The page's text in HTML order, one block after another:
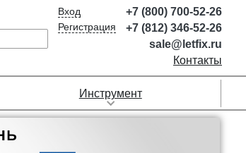
Вход
Регистрация
+7 (800) 700-52-26
+7 (812) 346-52-26
sale@letfix.ru
Контакты
Инструмент